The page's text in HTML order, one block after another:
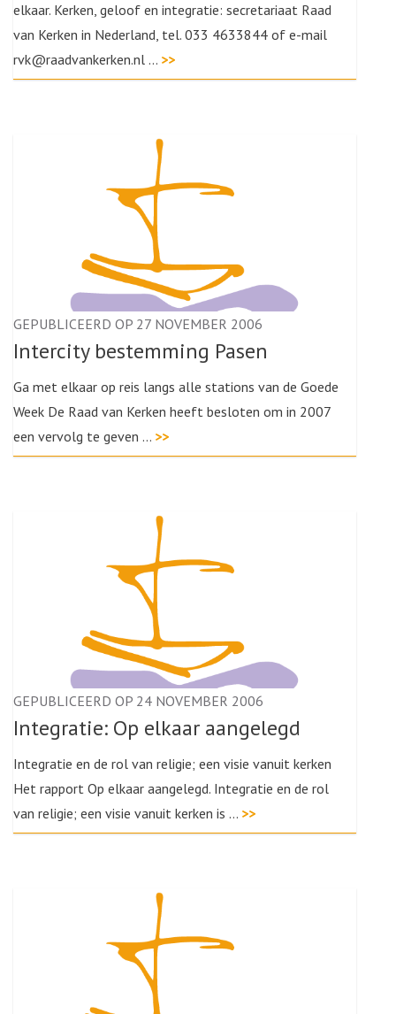
elkaar. Kerken, geloof en integratie: secretariaat Raad
van Kerken in Nederland, tel. 033 4633844 of e-mail
rvk@raadvankerken.nl … >>
GEPUBLICEERD OP 27 NOVEMBER 2006
Intercity bestemming Pasen
Ga met elkaar op reis langs alle stations van de Goede
Week De Raad van Kerken heeft besloten om in 2007
een vervolg te geven … >>
GEPUBLICEERD OP 24 NOVEMBER 2006
Integratie: Op elkaar aangelegd
Integratie en de rol van religie; een visie vanuit kerken
Het rapport Op elkaar aangelegd. Integratie en de rol
van religie; een visie vanuit kerken is … >>